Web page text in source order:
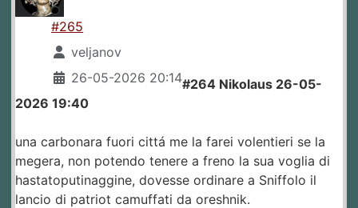
#265
veljanov
26-05-2026 20:14#264 Nikolaus 26-05-
2026 19:40
una carbonara fuori cittá me la farei volentieri se la
megera, non potendo tenere a freno la sua voglia di
hastatoputinaggine, dovesse ordinare a Sniffolo il
lancio di patriot camuffati da oreshnik.